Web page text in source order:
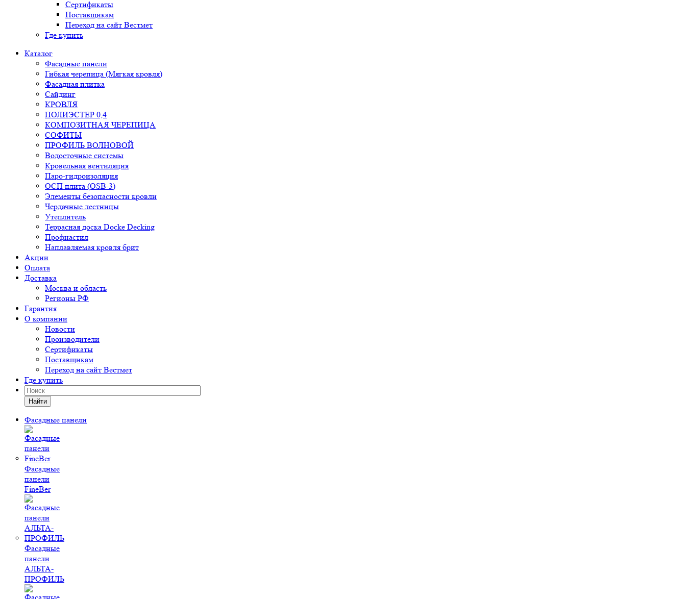
Сертификаты
Поставщикам
Переход на сайт Вестмет
Где купить
Каталог
Фасадные панели
Гибкая черепица (Мягкая кровля)
Фасадная плитка
Сайдинг
КРОВЛЯ
ПОЛИЭСТЕР 0,4
КОМПОЗИТНАЯ ЧЕРЕПИЦА
СОФИТЫ
ПРОФИЛЬ ВОЛНОВОЙ
Водосточные системы
Кровельная вентиляция
Паро-гидроизоляция
ОСП плита (OSB-3)
Элементы безопасности кровли
Чердачные лестницы
Утеплитель
Террасная доска Docke Decking
Профнастил
Наплавляемая кровля брит
Акции
Оплата
Доставка
Москва и область
Регионы РФ
Гарантия
О компании
Новости
Производители
Сертификаты
Поставщикам
Переход на сайт Вестмет
Где купить
Найти
Фасадные панели
Фасадные
панели
FineBer
Фасадные
панели
АЛЬТА-
ПРОФИЛЬ